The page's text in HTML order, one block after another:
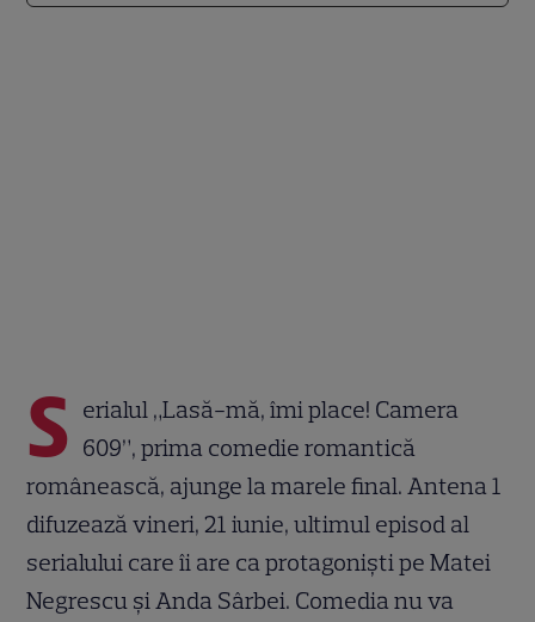
S erialul „Lasă-mă, îmi place! Camera
609”, prima comedie romantică
românească, ajunge la marele final. Antena 1
difuzează vineri, 21 iunie, ultimul episod al
serialului care îi are ca protagoniști pe Matei
Negrescu și Anda Sârbei. Comedia nu va